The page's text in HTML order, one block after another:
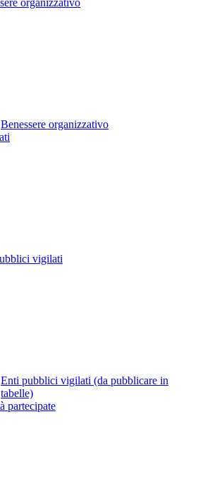
organizzativo
Benessere organizzativo
vigilati
Enti pubblici vigilati (da pubblicare in
tabelle)
partecipate